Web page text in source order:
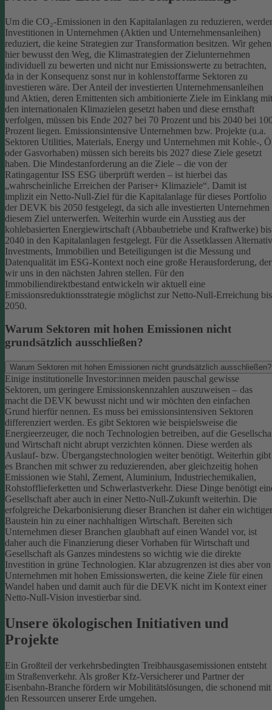
Um die CO₂-Emissionen in den Kapitalanlagen zu reduzieren,
Investitionen in Unternehmen (Aktien und Unternehmensanleihen)
reduziert, die keine Strategien zur Transformation besitzen. Wir gehen
hier bewusst den Weg, die Klimastrategien der Zielunternehmen
individuell zu bewerten und nicht nur Emissionswerte zu betrachten,
da in der Konsequenz sonst nur in kohlenstoffarme Sektoren zu
investieren wäre. Der Anteil der investierten Unternehmensanleihen
und Aktien, deren Emittenten sich ambitionierte Ziele im Einklang mit
den internationalen Klimazielen gesetzt haben und diese ernsthaft
verfolgen, müssen bis Ende 2027 bei 70 Prozent und bis 2040 bei
Prozent liegen. Emissionsintensive Unternehmen bzw. Projekte (u.a.
Sektoren Utilities, Materials, Energy und Unternehmen mit Kohle-,
oder Gasvorhaben) müssen sich bereits bis 2027 diese Ziele gesetzt
haben. Die Mindestanforderung an die Ziele – die von der
Ratingagentur ISS ESG überprüft werden – ist hierbei das
„wahrscheinliche Erreichen der Pariser+ Klimaziele“. Damit ist
implizit ein Netto-Null-Ziel für die Kapitalanlage für dieses Portfolio
der DEVK bis 2050 festgelegt, da sich alle investierten Unternehmen
diesem Ziel unterwerfen. Weiterhin wurde ein Ausstieg aus der
kohlebasierten Energiewirtschaft (Abbaubetriebe und Kraftwerke) bis
2040 in den Kapitalanlagen festgelegt. Für die Assetklassen
Investments, Immobilien und Beteiligungen ist die Messung und
Datenqualität im ESG-Kontext noch eine große Herausforderung, der
wir uns in den nächsten Jahren stellen. Für den
Immobiliendirektbestand entwickeln wir aktuell eine
Emissionsreduktionsstrategie möglichst zur Netto-Null-Erreichung bis
2050.
Warum Sektoren mit hohen Emissionen nicht
grundsätzlich ausschließen?
Warum Sektoren mit hohen Emissionen nicht grundsätzlich ausschließen?
Einige institutionelle Investor:innen meiden pauschal gewisse
Sektoren, um geringere Emissionskennzahlen auszuweisen – das
macht die DEVK bewusst nicht und wir möchten den einfachen
Grund hierfür nennen. Es muss bei emissionsintensiven Sektoren
differenziert werden. Es gibt Sektoren wie beispielsweise die
Energieerzeuger, die noch Technologien betreiben, auf die
und Wirtschaft nicht abrupt verzichten können. Diese werden als
Auslauf- bzw. Übergangstechnologien weiter benötigt. Weiterhin gibt
es Branchen mit schwer zu reduzierenden, aber gleichzeitig hohen
Emissionen wie Stahl, Zement, Aluminium, Industriechemikalien,
Rohstofflieferketten und Schwerlastverkehr. Diese Dinge benötigt
Gesellschaft aber auch in einer Netto-Null-Zukunft weiterhin. Die
erfolgreiche Dekarbonisierung dieser Branchen ist daher ein wichtiger
Baustein hin zu einer nachhaltigen Wirtschaft. Bereiten sich
Unternehmen dieser Branchen glaubhaft auf einen Wandel vor, ist
daher auch die Finanzierung dieser Vorhaben für Wirtschaft und
Gesellschaft als Ganzes mindestens so wichtig wie die direkte
Investition in grüne Technologien. Klar abzugrenzen ist dies aber von
Unternehmen mit hohen Emissionswerten, die keine Ziele für einen
Wandel haben und damit auch für die DEVK nicht im Kontext einer
Netto-Null-Vision investierbar sind.
Unsere ökologischen Initiativen und
Projekte
Ein Großteil der verkehrsbedingten Treibhausgasemissionen entsteht
im Straßenverkehr. Als großer Kfz-Versicherer und Partner der
Eisenbahn-Branche fördern wir Mobilitätslösungen, die schonend mit
den Ressourcen unserer Erde umgehen.